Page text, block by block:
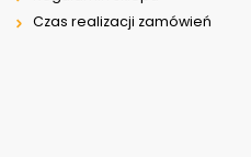
Czas realizacji zamówień